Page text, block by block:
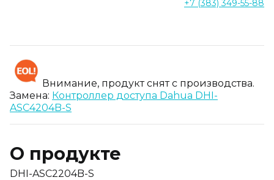
+7 (383) 349-55-88
Внимание, продукт снят с производства.
Замена: Контроллер доступа Dahua DHI-
ASC4204B-S
О продукте
DHI-ASC2204B-S